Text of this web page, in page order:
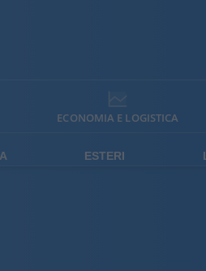
ECONOMIA E LOGISTICA
ESTERI